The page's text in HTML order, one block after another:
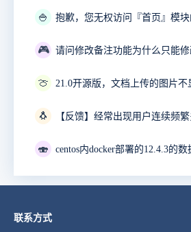
🍚
🎮
🍈 21.0开源版，文档上传的图片不
🐧 【反馈】经常出现用户连续频
🍣
联系方式